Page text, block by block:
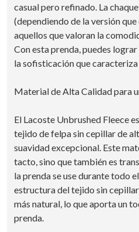
casual pero refinado. La
(dependiendo de la versión
aquellos que valoran la
Con esta prenda, puedes
la sofisticación que caracteriza
Material de Alta Calidad para
El Lacoste Unbrushed Fleece
tejido de felpa sin cepillar de
suavidad excepcional. Este
tacto, sino que también es
la prenda se use durante todo
estructura del tejido sin
más natural, lo que aporta un
prenda.